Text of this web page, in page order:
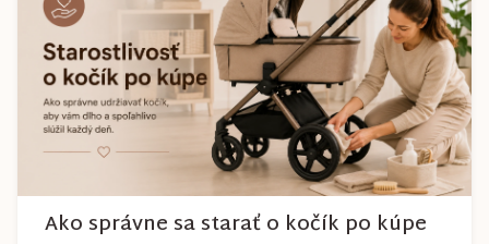
Ako správne sa starať o kočík po kúpe